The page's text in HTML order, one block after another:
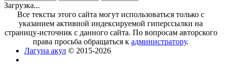
Загрузка...
Все тексты этого сайта могут использоваться только с
указанием активной индексируемой гиперссылки на
страницу-источник с данного сайта. По вопросам авторского
права просьба обращаться кадминистратору.
Лагуна акул © 2015-2026